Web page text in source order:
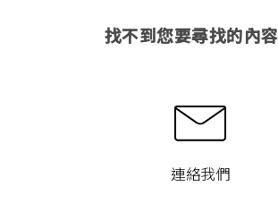
找不到您要尋找的內
連絡我們